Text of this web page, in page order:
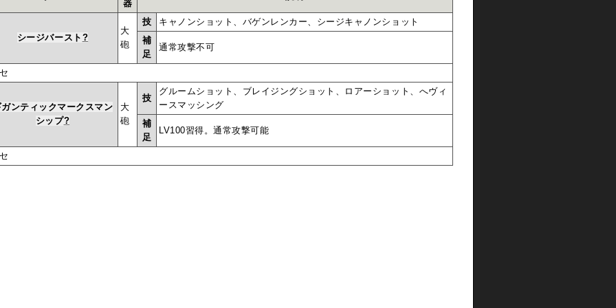
器
シージバースト ?
大
砲
技
キャノンショット、バゲンレンカー、シージキャノンショット
補
足
通常攻撃不可
ンティックマークスマン
シップ?
大
砲
技
グルームショット、ブレイジングショット、ロアーショット、へヴィ
ースマッシング
補
足
LV100習得。通常攻撃可能